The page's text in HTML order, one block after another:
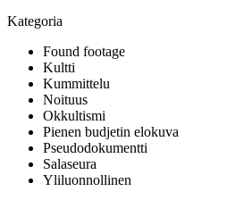
Kategoria
Found footage
Kultti
Kummittelu
Noituus
Okkultismi
Pienen budjetin elokuva
Pseudodokumentti
Salaseura
Yliluonnollinen